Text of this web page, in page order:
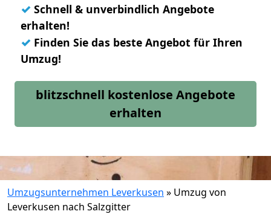
✓ Schnell & unverbindlich Angebote
erhalten!
✓ Finden Sie das beste Angebot für Ihren
Umzug!
blitzschnell kostenlose Angebote
erhalten
Umzugsunternehmen Leverkusen » Umzug von
Leverkusen nach Salzgitter